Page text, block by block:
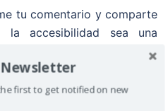
tu comentario y comparte
accesibilidad sea una
Newsletter
first to get notified on new